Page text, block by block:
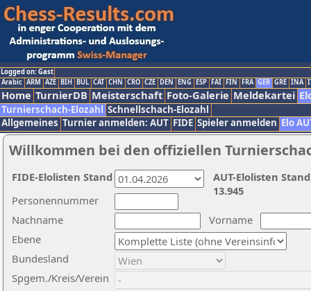
Logged on: Gast
Arabic ARM AZE BIH BUL CAT CHN CRO CZE DEN ENG ESP FAI FIN FRA GER GRE INA
Home TurnierDB Meisterschaft Foto-Galerie Meldekartei
Turnierschach-Elozahl Schnellschach-Elozahl
Allgemeines Turnier anmelden: AUT FIDE Spieler anmelden Elo
Willkommen bei den offiziellen
Nachname
Vorname
Ebene
Personennummer
Bundesland
Spgem./Kreis/Verein
AUT-Elolisten
13.945
FIDE-Elolisten Stand